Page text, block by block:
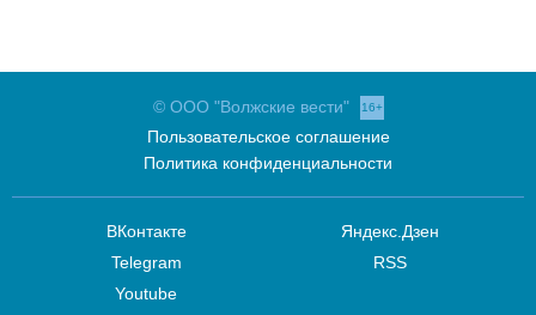
© ООО "Волжские вести" 16+
Пользовательское соглашение
Политика конфиденциальности
ВКонтакте
Telegram
Youtube
Яндекс.Дзен
RSS